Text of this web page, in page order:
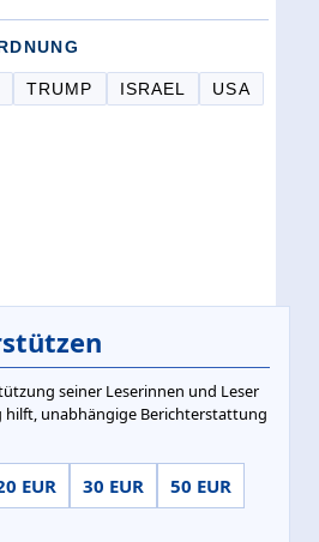
TRUMP ISRAEL
USA
seiner Leserinnen und Leser
hilft, unabhängige Berichterstattung
EUR 30 EUR
50 EUR